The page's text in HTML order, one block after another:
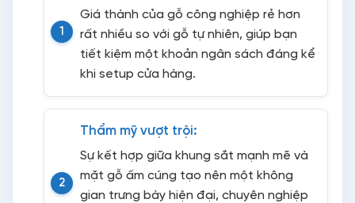
Giá thành của gỗ công nghiệp rẻ hơn
rất nhiều so với gỗ tự nhiên, giúp bạn
tiết kiệm một khoản ngân sách đáng kể
khi setup cửa hàng.
Thẩm mỹ vượt trội:
Sự kết hợp giữa khung sắt mạnh mẽ và
mặt gỗ ấm cúng tạo nên một không
gian trưng bày hiện đại, chuyên nghiệp